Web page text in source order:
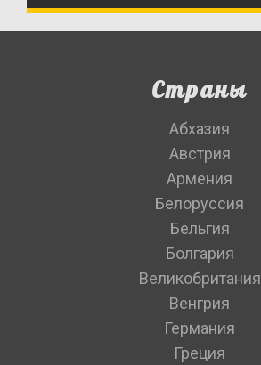
Страны
Абхазия
Австрия
Армения
Белоруссия
Бельгия
Болгария
Великобритания
Венгрия
Германия
Греция